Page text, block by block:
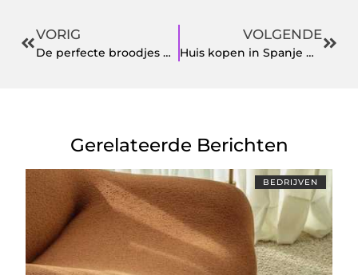
VORIG
De perfecte broodjes bestel je online
VOLGENDE
Huis kopen in Spanje met deze makelaar
Gerelateerde Berichten
BEDRIJVEN